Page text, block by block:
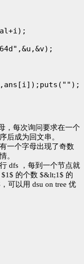
，每次询问要求在一个
后成为回文串。
一个字母出现了奇数
。
dfs ，每到一个节点就
的个数 $&lt;1$ 的
可以用 dsu on tree 优